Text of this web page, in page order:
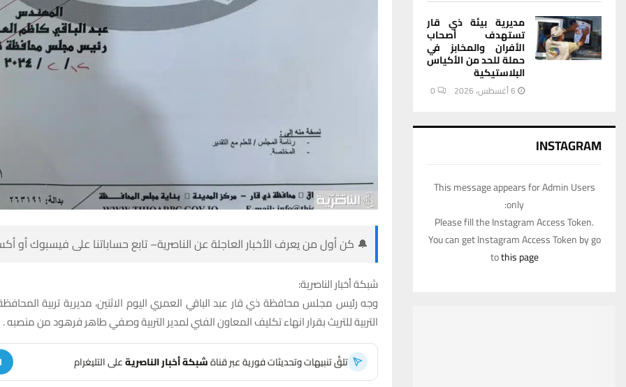
🔔 كن أول من يعرف الأخبار العاجلة عن الناصرية– تابع حساباتنا على فيسبوك أو
شبكة أخبار الناصرية:
وجه رئيس مجلس محافظة ذي قار عبد الباقي العمري اليوم الاثنين، مديرية تربية
التربية للتريث بقرار انهاء تكليف المعاون الفني لمدير التربية وصفي طاهر فرهود من منصبه .
تلقَّ تنبيهات وتحديثات فورية عبر قناةشبكة أخبار الناصريةعلى التليغرام
مديرية بيئة ذي قار
تستهدف أصحاب
الأفران والمخابز في
حملة للحد من الأكياس
البلاستيكية
6 أغسطس، 2026 0
INSTAGRAM
This message appears for Admin Users
only:
Please fill the Instagram Access Token.
You can get Instagram Access Token by go
tothis page